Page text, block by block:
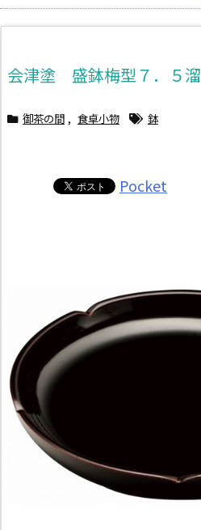
会津塗 盛鉢梅型７．５溜
御茶の間 , 食卓小物 鉢
Pocket